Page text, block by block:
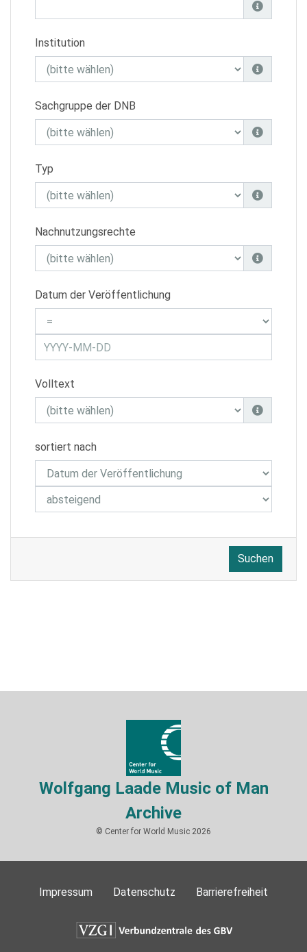
Institution
Sachgruppe der DNB
Typ
Nachnutzungsrechte
Datum der Veröffentlichung
Volltext
sortiert nach
Suchen
Wolfgang Laade Music of Man
Archive
© Center for World Music 2026
Impressum Datenschutz Barrierefreiheit